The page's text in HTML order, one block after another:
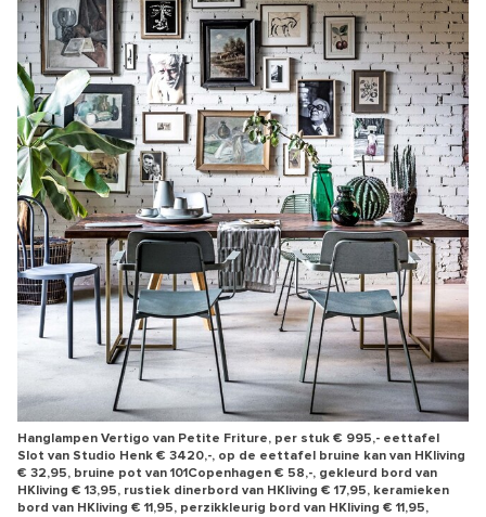
Hanglampen Vertigo van Petite Friture, per stuk € 995,- eettafel
Slot van Studio Henk € 3420,-, op de eettafel bruine kan van HKliving
€ 32,95, bruine pot van 101Copenhagen € 58,-, gekleurd bord van
HKliving € 13,95, rustiek dinerbord van HKliving € 17,95, keramieken
bord van HKliving € 11,95, perzikkleurig bord van HKliving € 11,95,